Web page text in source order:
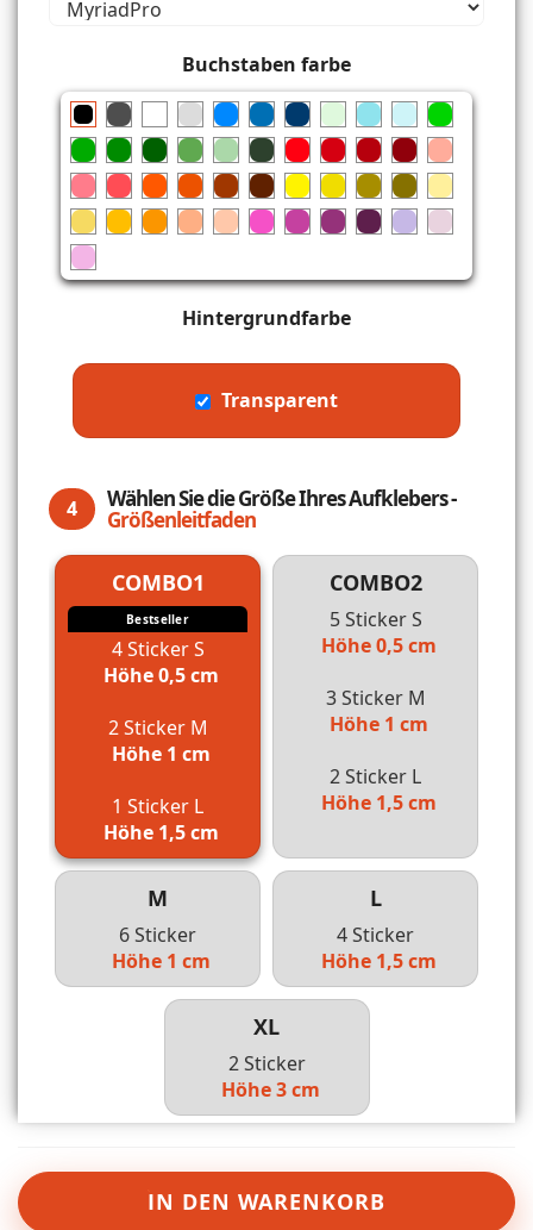
Buchstaben farbe
Hintergrundfarbe
Transparent
4 Wählen Sie die Größe Ihres Aufklebers -
Größenleitfaden
COMBO1
Bestseller
4 Sticker S
Höhe 0,5 cm
2 Sticker M
Höhe 1 cm
1 Sticker L
Höhe 1,5 cm
COMBO2
5 Sticker S
Höhe 0,5 cm
3 Sticker M
Höhe 1 cm
2 Sticker L
Höhe 1,5 cm
M
6 Sticker
Höhe 1 cm
L
4 Sticker
Höhe 1,5 cm
XL
2 Sticker
Höhe 3 cm
IN DEN WARENKORB